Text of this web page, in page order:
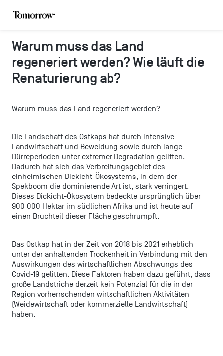
Warum muss das Land
regeneriert werden? Wie läuft die
Renaturierung ab?
Warum muss das Land regeneriert werden?
Die Landschaft des Ostkaps hat durch intensive
Landwirtschaft und Beweidung sowie durch lange
Dürreperioden unter extremer Degradation gelitten.
Dadurch hat sich das Verbreitungsgebiet des
einheimischen Dickicht-Ökosystems, in dem der
Spekboom die dominierende Art ist, stark verringert.
Dieses Dickicht-Ökosystem bedeckte ursprünglich über
900 000 Hektar im südlichen Afrika und ist heute auf
einen Bruchteil dieser Fläche geschrumpft.
Das Ostkap hat in der Zeit von 2018 bis 2021 erheblich
unter der anhaltenden Trockenheit in Verbindung mit den
Auswirkungen des wirtschaftlichen Abschwungs des
Covid-19 gelitten. Diese Faktoren haben dazu geführt, dass
große Landstriche derzeit kein Potenzial für die in der
Region vorherrschenden wirtschaftlichen Aktivitäten
(Weidewirtschaft oder kommerzielle Landwirtschaft)
haben.